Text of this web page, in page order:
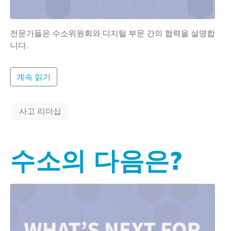
전문가들은 수소위원회와 디지털 부문 간의 협력을 설명합
니다.
계속 읽기
사고 리더십
수소의 다음은?